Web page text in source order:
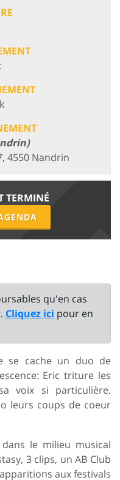
4550 Nandrin
TERMINÉ
qu'en cas
Cliquez ici pour en
se cache un duo de
Eric triture les
voix si particulière.
leurs coups de coeur
le milieu musical
3 clips, un AB Club
aux festivals